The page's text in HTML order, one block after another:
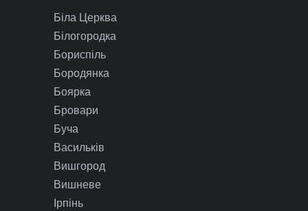
Біла Церква
Білогородка
Бориспіль
Бородянка
Боярка
Бровари
Буча
Васильків
Вишгород
Вишневе
Ірпінь